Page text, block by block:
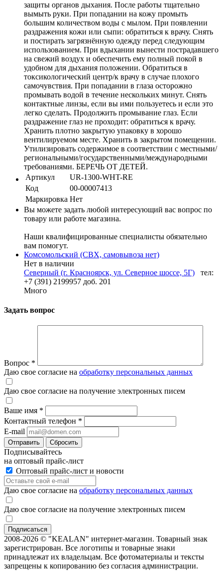
защиты органов дыхания. После работы тщательно
вымыть руки. При попадании на кожу промыть
большим количеством воды с мылом. При появлении
раздражения кожи или сыпи: обратиться к врачу. Снять
и постирать загрязнённую одежду перед следующим
использованием. При вдыхании вынести пострадавшего
на свежий воздух и обеспечить ему полный покой в
удобном для дыхания положении. Обратиться в
токсикологический центр/к врачу в случае плохого
самочувствия. При попадании в глаза осторожно
промывать водой в течение нескольких минут. Снять
контактные линзы, если вы ими пользуетесь и если это
легко сделать. Продолжить промывание глаз. Если
раздражение глаз не проходит: обратиться к врачу.
Хранить плотно закрытую упаковку в хорошо
вентилируемом месте. Хранить в закрытом помещении.
Утилизировать содержимое в соответствии с местными/
региональными/государственными/международными
требованиями. БЕРЕЧЬ ОТ ДЕТЕЙ.
Артикул
UR-1300-WHT-RE
Код
00-00007413
Маркировка Нет
Вы можете задать любой интересующий вас вопрос по
товару или работе магазина.
Наши квалифицированные специалисты обязательно
вам помогут.
Комсомольский (СВХ, самовывоза нет)
Нет в наличии
Северный (г. Красноярск, ул. Северное шоссе, 5Г)
тел:
+7 (391) 2199957 доб. 201
Много
Задать вопрос
Вопрос *
Даю свое согласие на обработку персональных данных
Даю свое согласие на получение электронных писем
Ваше имя *
Контактный телефон *
E-mail
Отправить Сбросить
Подписывайтесь
на оптовый прайс-лист
Оптовый прайс-лист и новости
Даю свое согласие на обработку персональных данных
Даю свое согласие на получение электронных писем
2008-2026 © "KEALAN" интернет-магазин. Товарный знак
зарегистрирован. Все логотипы и товарные знаки
принадлежат их владельцам. Все фотоматериалы и тексты
запрещены к копированию без согласия администрации.